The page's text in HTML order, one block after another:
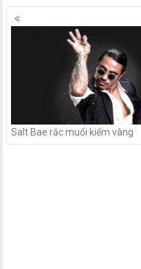
Posts
navigation
Salt Bae rắc muối kiếm vàng